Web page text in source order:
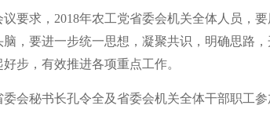
议要求， 2018年农工党省委会机关全体人员，
脑，要进一步统一思想，凝聚共识，明确思路
好步，有效推进各项重点工作。
委会秘书长孔令全及省委会机关全体干部职工参